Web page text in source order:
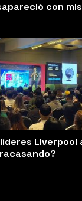
con